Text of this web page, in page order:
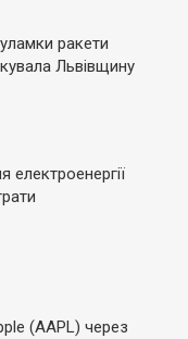
ракети
Львівщину
(AAPL) через